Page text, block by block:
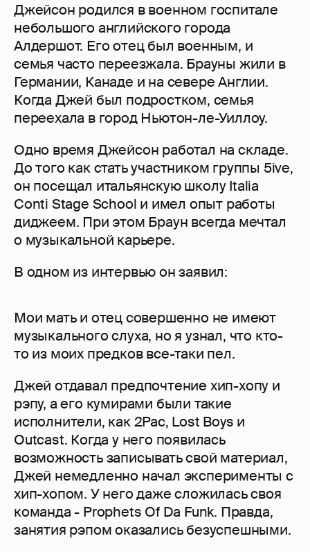
Джейсон родился в военном госпитале
небольшого английского города
Алдершот. Его отец был военным, и
семья часто переезжала. Брауны жили в
Германии, Канаде и на севере Англии.
Когда Джей был подростком, семья
переехала в город Ньютон-ле-Уиллоу.
Одно время Джейсон работал на складе.
До того как стать участником группы 5ive,
он посещал итальянскую школу Italia
Conti Stage School и имел опыт работы
диджеем. При этом Браун всегда мечтал
о музыкальной карьере.
В одном из интервью он заявил:
Мои мать и отец совершенно не имеют
музыкального слуха, но я узнал, что кто-
то из моих предков все-таки пел.
Джей отдавал предпочтение хип-хопу и
рэпу, а его кумирами были такие
исполнители, как 2Pac, Lost Boys и
Outcast. Когда у него появилась
возможность записывать свой материал,
Джей немедленно начал эксперименты с
хип-хопом. У него даже сложилась своя
команда - Prophets Of Da Funk. Правда,
занятия рэпом оказались безуспешными.